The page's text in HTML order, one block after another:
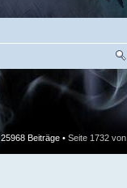
25968 Beiträge • Seite 1732 von